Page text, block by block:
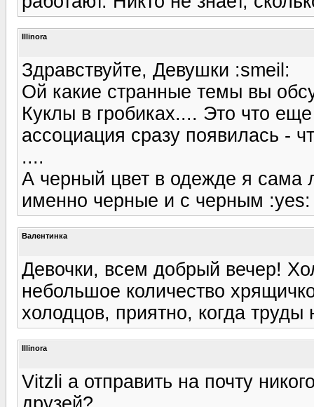
Illinora
Здравствуйте, Девушки :smeil:
Ой какие странные темы вы
Куклы в гробиках.... Это что
ассоциация сразу появилась -
....
А черный цвет в одежде я сама
именно черные и с черным :yes:
Валентинка
Девочки, всем добрый вечер!
небольшое количество
холодцов, приятно, когда
Illinora
Vitzli а отправить на почту